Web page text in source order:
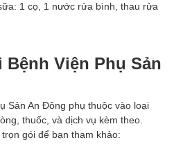
1 cọ, 1 nước rửa bình, thau rửa
Viện Phụ Sản
Sản An Đông phụ thuộc vào loại
thuốc, và dịch vụ kèm theo.
gói để bạn tham khảo: